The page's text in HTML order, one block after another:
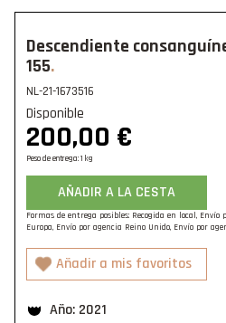
Descendiente
155
NL-21-1673516
Disponible
200,00 €
Peso de entrega: 1 kg
AÑADIR A LA CESTA
Formas de entrega posibles: Recogida en local,
Europa, Envío por agencia Reino Unido, Envío por
Año: 2021